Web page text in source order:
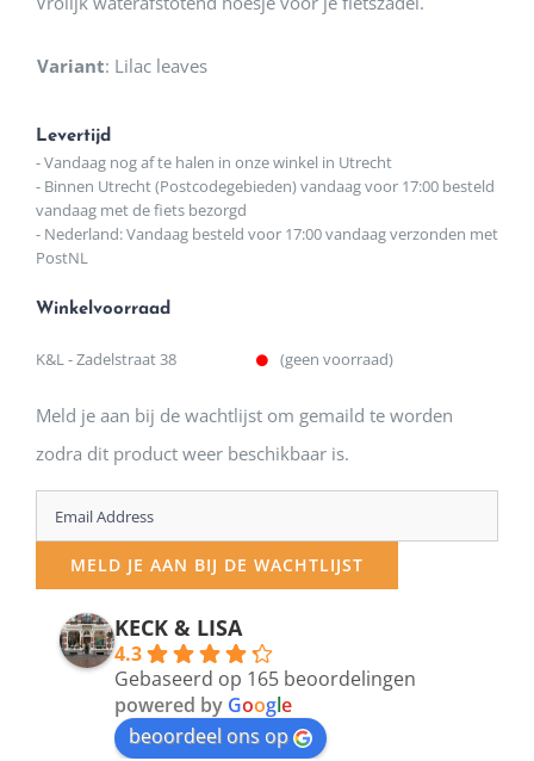
Variant: Lilac leaves
Levertijd
- Vandaag nog af te halen in onze winkel in Utrecht
- Binnen Utrecht (Postcodegebieden) vandaag voor 17:00 besteld
vandaag met de fiets bezorgd
- Nederland: Vandaag besteld voor 17:00 vandaag verzonden met
PostNL
Winkelvoorraad
K&L - Zadelstraat 38 (geen voorraad)
Meld je aan bij de wachtlijst om gemaild te worden
zodra dit product weer beschikbaar is.
Enter
your
email
address
MELD JE AAN BIJ DE WACHTLIJST
KECK & LISA
4.3
Gebaseerd op 165 beoordelingen
powered by Google
beoordeel ons op